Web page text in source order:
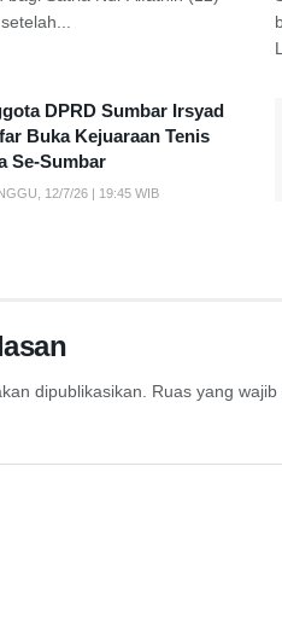
DPRD Sumbar Irsyad
Buka Kejuaraan Tenis
Se-Sumbar
12/7/26 | 19:45 WIB
dipublikasikan. Ruas yang